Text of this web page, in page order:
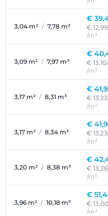
3,04 m² / 7,78 m³
€
€ 12,99
/m³
3,09 m² / 7,97 m³
€
€ 13,10
/m³
3,17 m² / 8,31 m³
€
€ 13,23
/m³
3,17 m² / 8,34 m³
€
€ 13,23
/m³
3,20 m² / 8,38 m³
€
€ 13,28
/m³
3,96 m² / 10,18 m³
€
€
/m³